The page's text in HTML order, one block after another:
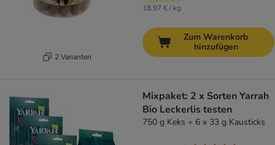
2 Varianten
18,97 € / kg
Zum Warenkorb
hinzufügen
Mixpaket: 2 x Sorten Yarrah
Bio Leckerlis testen
750 g Keks + 6 x 33 g Kausticks